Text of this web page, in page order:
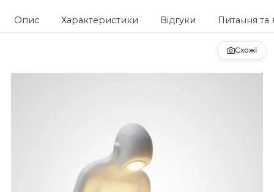
Опис Характеристики Відгуки Питання та
Схожі